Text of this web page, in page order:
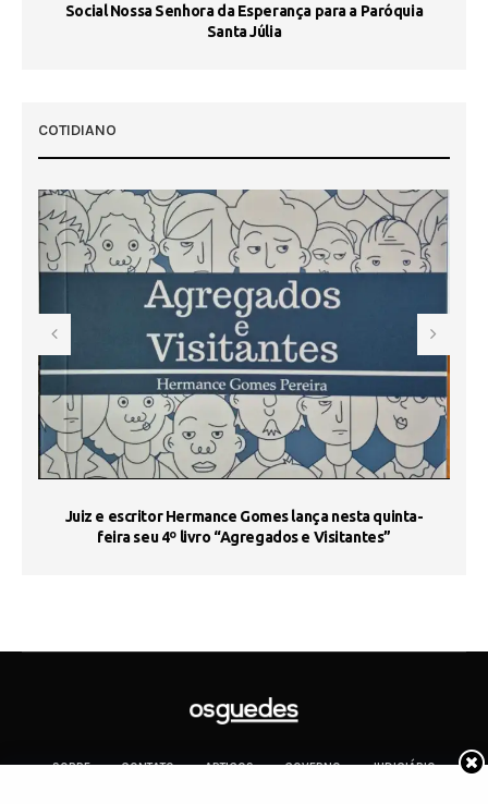
Social Nossa Senhora da Esperança para a Paróquia
Santa Júlia
COTIDIANO
Juiz e escritor Hermance Gomes lança nesta quinta-
feira seu 4º livro “Agregados e Visitantes”
SOBRE CONTATO ARTIGOS GOVERNO
JUDICIÁRIO